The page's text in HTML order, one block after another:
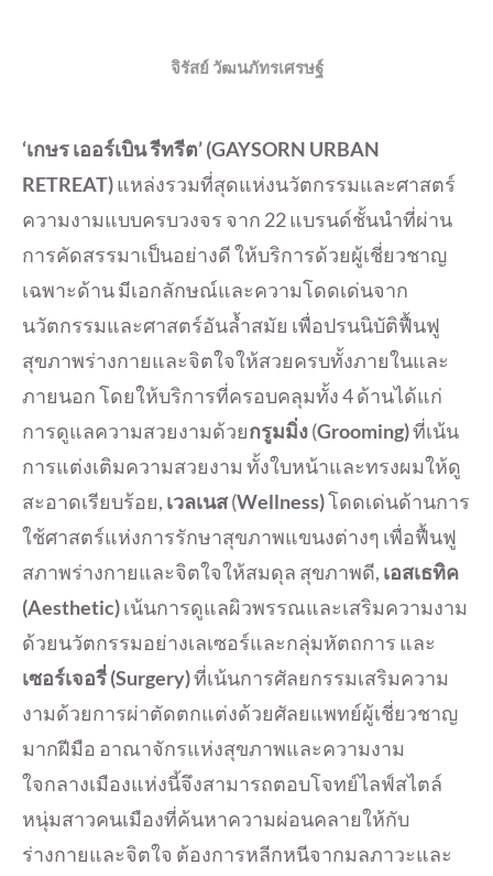
จิรัสย์ วัฒนภัทรเศรษฐ์
‘เกษร เออร์เบิน รีทรีต’ (GAYSORN URBAN
RETREAT)แหล่งรวมที่สุดแห่งนวัตกรรมและศาสตร์
ความงามแบบครบวงจร จาก 22 แบรนด์ชั้นนำที่ผ่าน
การคัดสรรมาเป็นอย่างดี ให้บริการด้วยผู้เชี่ยวชาญ
เฉพาะด้าน มีเอกลักษณ์และความโดดเด่นจาก
นวัตกรรมและศาสตร์อันล้ำสมัย เพื่อปรนนิบัติฟื้นฟู
สุขภาพร่างกายและจิตใจให้สวยครบทั้งภายในและ
ภายนอก โดยให้บริการที่ครอบคลุมทั้ง 4 ด้านได้แก่
การดูแลความสวยงามด้วยกรูมมิ่ง(Grooming)ที่เน้น
การแต่งเติมความสวยงาม ทั้งใบหน้าและทรงผมให้ดู
สะอาดเรียบร้อย, เวลเนส(Wellness)โดดเด่นด้านการ
ใช้ศาสตร์แห่งการรักษาสุขภาพแขนงต่างๆ เพื่อฟื้นฟู
สภาพร่างกายและจิตใจให้สมดุล สุขภาพดี, เอสเธทิค
(Aesthetic)เน้นการดูแลผิวพรรณและเสริมความงาม
ด้วยนวัตกรรมอย่างเลเซอร์และกลุ่มหัตถการ และ
เซอร์เจอรี่ (Surgery)ที่เน้นการศัลยกรรมเสริมความ
งามด้วยการผ่าตัดตกแต่งด้วยศัลยแพทย์ผู้เชี่ยวชาญ
มากฝีมือ อาณาจักรแห่งสุขภาพและความงาม
ใจกลางเมืองแห่งนี้จึงสามารถตอบโจทย์ไลฟ์สไตล์
หนุ่มสาวคนเมืองที่ค้นหาความผ่อนคลายให้กับ
ร่างกายและจิตใจ ต้องการหลีกหนีจากมลภาวะและ